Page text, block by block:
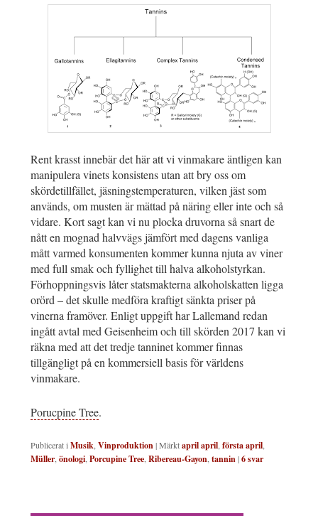
Rent krasst innebär det här att vi vinmakare äntligen kan
manipulera vinets konsistens utan att bry oss om
skördetillfället, jäsningstemperaturen, vilken jäst som
används, om musten är mättad på näring eller inte och så
vidare. Kort sagt kan vi nu plocka druvorna så snart de
nått en mognad halvvägs jämfört med dagens vanliga
mått varmed konsumenten kommer kunna njuta av viner
med full smak och fyllighet till halva alkoholstyrkan.
Förhoppningsvis låter statsmakterna alkoholskatten ligga
orörd – det skulle medföra kraftigt sänkta priser på
vinerna framöver. Enligt uppgift har Lallemand redan
ingått avtal med Geisenheim och till skörden 2017 kan vi
räkna med att det tredje tanninet kommer finnas
tillgängligt på en kommersiell basis för världens
vinmakare.
Porucpine Tree.
Publicerat i Musik Vinproduktion|Märktapril april första april
Müller önologi Porcupine Tree Ribereau-Gayon tannin|6svar